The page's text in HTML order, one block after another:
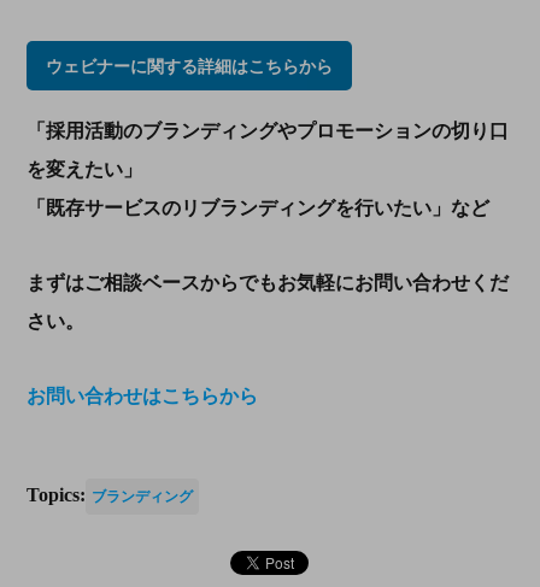
ウェビナーに関する詳細はこちらから
「採用活動のブランディングやプロモーションの切り口
を変えたい」
「既存サービスのリブランディングを行いたい」など
まずはご相談ベースからでもお気軽にお問い合わせくだ
さい。
お問い合わせはこちらから
Topics: ブランディング